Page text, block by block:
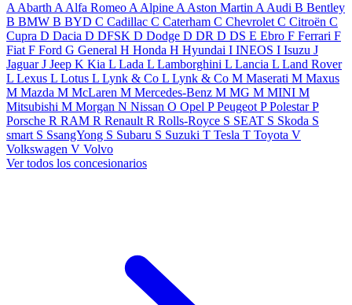
A Abarth A Alfa Romeo A Alpine A Aston Martin A Audi B Bentley
B BMW B BYD C Cadillac C Caterham C Chevrolet C Citroën C
Cupra D Dacia D DFSK D Dodge D DR D DS E Ebro F Ferrari F
Fiat F Ford G General H Honda H Hyundai I INEOS I Isuzu J
JaguarJ Jeep K Kia L Lada L Lamborghini L Lancia L Land Rover
L Lexus L Lotus L Lynk & Co L Lynk & Co M Maserati M Maxus
M Mazda M McLaren M Mercedes-Benz M MG M MINI M
Mitsubishi M Morgan N Nissan O Opel PPeugeot PPolestarP
Porsche R RAM R Renault R Rolls-Royce S SEAT S Skoda S
smart S SsangYong S Subaru S Suzuki T Tesla T Toyota V
Volkswagen V Volvo
Ver todos los concesionarios